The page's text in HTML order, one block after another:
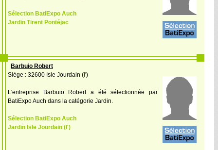
Sélection BatiExpo Auch
Jardin Tirent Pontéjac
Barbuio Robert
Siège : 32600 Isle Jourdain (l')
L'entreprise Barbuio Robert a été sélectionnée par
BatiExpo Auch dans la catégorie Jardin.
Sélection BatiExpo Auch
Jardin Isle Jourdain (l')